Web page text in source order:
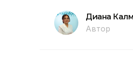
Диана
Автор